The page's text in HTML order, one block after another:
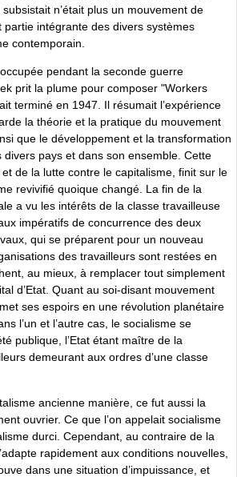
n’était plus un mouvement de
partie intégrante des divers systèmes
contemporain.
pendant la seconde guerre
prit la plume pour composer "Workers
terminé en 1947. Il résumait l’expérience
la théorie et la pratique du mouvement
que le développement et la transformation
divers pays et dans son ensemble. Cette
de la lutte contre le capitalisme, finit sur le
revivifié quoique changé. La fin de la
a vu les intérêts de la classe travailleuse
impératifs de concurrence des deux
qui se préparent pour un nouveau
des travailleurs sont restées en
au mieux, à remplacer tout simplement
d’Etat. Quant au soi-disant mouvement
ses espoirs en une révolution planétaire
l’un et l’autre cas, le socialisme se
publique, l’Etat étant maître de la
demeurant aux ordres d’une classe
ancienne manière, ce fut aussi la
ouvrier. Ce que l’on appelait socialisme
durci. Cependant, au contraire de la
rapidement aux conditions nouvelles,
dans une situation d’impuissance, et